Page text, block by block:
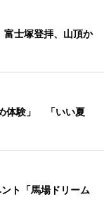
士塚登拝、山頂か
体験」 「いい夏
ト「馬場ドリーム